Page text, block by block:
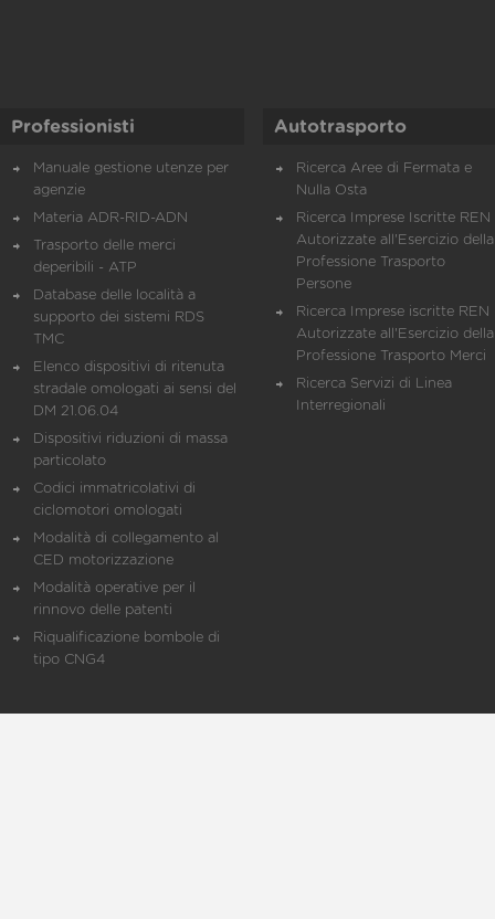
Professionisti
Manuale gestione utenze per
agenzie
Materia ADR-RID-ADN
Trasporto delle merci
deperibili - ATP
Database delle località a
supporto dei sistemi RDS
TMC
Elenco dispositivi di ritenuta
stradale omologati ai sensi del
DM 21.06.04
Dispositivi riduzioni di massa
particolato
Codici immatricolativi di
ciclomotori omologati
Modalità di collegamento al
CED motorizzazione
Modalità operative per il
rinnovo delle patenti
Riqualificazione bombole di
tipo CNG4
Autotrasporto
Ricerca Aree di Fermata e
Nulla Osta
Ricerca Imprese Iscritte REN
Autorizzate all'Esercizio della
Professione Trasporto
Persone
Ricerca Imprese iscritte REN
Autorizzate all'Esercizio della
Professione Trasporto Merci
Ricerca Servizi di Linea
Interregionali